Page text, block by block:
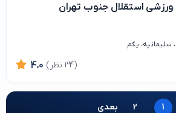
ورزشی استقلال جنوب تهران
سلیمانیه، یکم
4.0 (34 نظر)
1
2 بعدی